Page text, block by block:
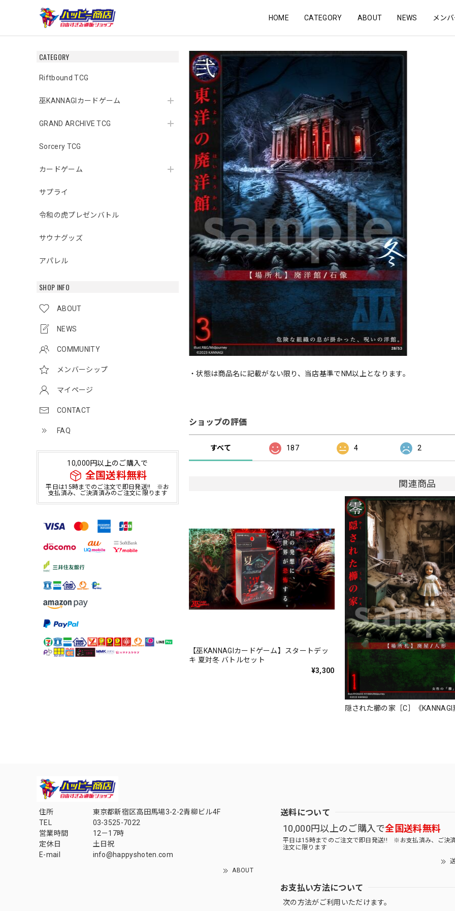
HOME CATEGORY ABOUT NEWS メン
CATEGORY
Riftbound TCG
巫KANNAGIカードゲーム
GRAND ARCHIVE TCG
Sorcery TCG
カードゲーム
サプライ
令和の虎プレゼンバトル
サウナグッズ
アパレル
SHOP INFO
ABOUT
NEWS
COMMUNITY
メンバーシップ
マイページ
CONTACT
FAQ
10,000円以上のご購入で
全国送料無料
平日は15時までのご注文で即日発送!! ※お
支払済み、ご決済済みのご注文に限ります
・状態は商品名に記載がない限り、当店基準でNM以上となります。
ショップの評価
すべて 187 4 2
関連商品
【巫KANNAGIカードゲーム】スタートデッ
キ 夏対冬 バトルセット
¥3,300
隠された櫛の家［C］《
住所
東京都新宿区高田馬場3-2-2青柳ビル4F
TEL
03-3525-7022
営業時間
12－17時
定休日
土日祝
E-mail
info@happyshoten.com
ABOUT
送料について
10,000円以上のご購入で全国送料無料
平日は15時までのご注文で即日発送!! ※お支払済み、ご決
注文に限ります
お支払い方法について
次の方法がご利用いただけます。